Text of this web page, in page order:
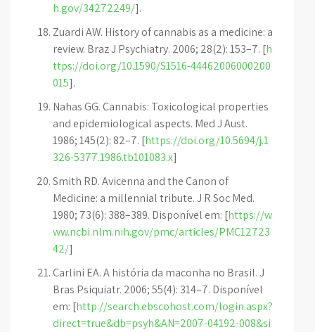
h.gov/34272249/].
Zuardi AW. History of cannabis as a medicine: a
review. Braz J Psychiatry. 2006; 28(2): 153–7. [h
ttps://doi.org/10.1590/S1516-44462006000200
015].
Nahas GG. Cannabis: Toxicological properties
and epidemiological aspects. Med J Aust.
1986; 145(2): 82–7. [https://doi.org/10.5694/j.1
326-5377.1986.tb101083.x]
Smith RD. Avicenna and the Canon of
Medicine: a millennial tribute. J R Soc Med.
1980; 73(6): 388–389. Disponível em: [https://w
ww.ncbi.nlm.nih.gov/pmc/articles/PMC12723
42/]
Carlini EA. A história da maconha no Brasil. J
Bras Psiquiatr. 2006; 55(4): 314–7. Disponível
em: [http://search.ebscohost.com/login.aspx?
direct=true&db=psyh&AN=2007-04192-008&si